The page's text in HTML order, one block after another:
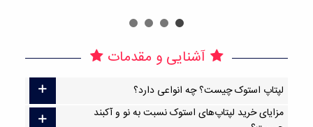
آشنایی و مقدمات
لپتاپ استوک چیست؟ چه انواعی دارد؟
مزایای خرید لپتاپ‌های استوک نسبت به نو و آکبند